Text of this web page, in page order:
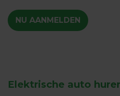
NU AANMELDEN
Elektrische auto